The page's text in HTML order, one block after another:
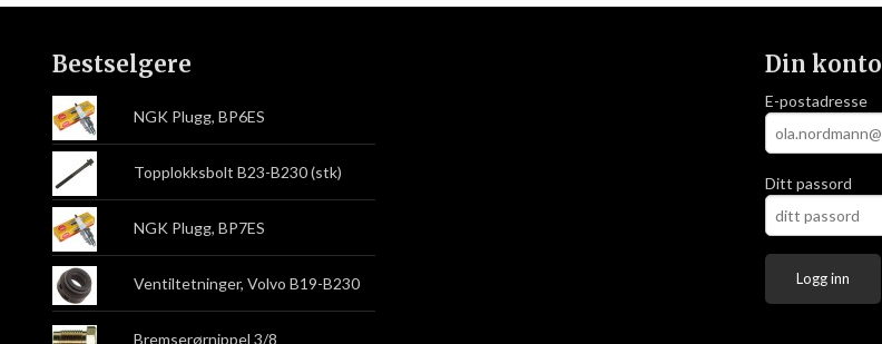
Bestselgere
NGK Plugg, BP6ES
Topplokksbolt B23-B230 (stk)
NGK Plugg, BP7ES
Ventiltetninger, Volvo B19-B230
Bremserørnippel 3/8
Din konto
E-postadresse
Ditt passord